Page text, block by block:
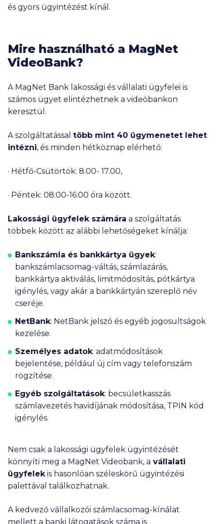
és gyors ügyintézést kínál.
Mire használható a MagNet
VideoBank?
A MagNet Bank lakossági és vállalati ügyfelei is
számos ügyet elintézhetnek a videóbankon
keresztül.
A szolgáltatással több mint 40 ügymenetet lehet
intézni, és minden hétköznap elérhető:
· Hétfő-Csütörtök: 8.00- 17.00,
· Péntek: 08:00-16:00 óra között.
Lakossági ügyfelekszámára a szolgáltatás
többek között az alábbi lehetőségeket kínálja:
Bankszámla és bankkártya ügyek:
bankszámlacsomag-váltás, számlazárás,
bankkártya aktiválás, limitmódosítás, pótkártya
igénylés, vagy akár a bankkártyán szereplő név
cseréje.
NetBank: NetBank jelszó és egyéb jogosultságok
kezelése.
Személyes adatok: adatmódosítások
bejelentése, például új cím vagy telefonszám
rögzítése.
Egyéb szolgáltatások: becsületkasszás
számlavezetés havidíjának módosítása, TPIN kód
igénylés.
Nem csak a lakossági ügyfelek ügyintézését
könnyíti meg a MagNet Videobank, a vállalati
ügyfelekis hasonlóan széleskörű ügyintézési
palettával találkozhatnak.
A kedvező vállalkozói számlacsomag-kínálat
mellett a banki látogatások száma is